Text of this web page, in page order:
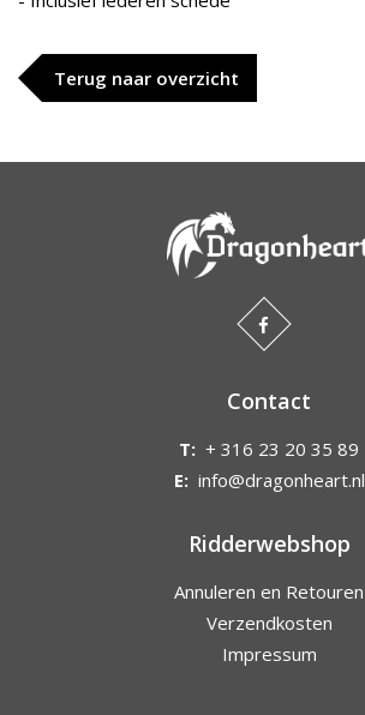
Terug naar overzicht
Contact
T: + 316 23 20 35 89
E: info@dragonheart.nl
Ridderwebshop
Annuleren en Retouren
Verzendkosten
Impressum